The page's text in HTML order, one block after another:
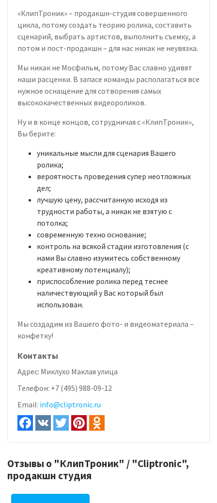
«КлипТроник» – продакшн-студия совершенного
цикла, потому создать теорию ролика, составить
сценарий, выбрать артистов, выполнить съемку, а
потом и пост-продакшн – для нас никак не неувязка.
Мы никак не Мосфильм, потому Вас славно удивят
наши расценки. В запасе команды располагаться все
нужное оснащение для сотворения самых
высококачественных видеороликов.
Ну и в конце концов, сотрудничая с «КлипТроник»,
Вы берите:
уникальные мысли для сценария Вашего
ролика;
вероятность проведения супер неотложных
дел;
лучшую цену, рассчитанную исходя из
трудности работы, а никак не взятую с
потолка;
современную техно основание;
контроль на всякой стадии изготовления (с
нами Вы славно изумитесь собственному
креативному потенциалу);
приспособление ролика перед теснее
наличествующий у Вас который был
использован.
Мы создадим из Вашего фото- и видеоматериала –
конфетку!
Контакты
Адрес: Миклухо Маклая улица
Телефон: +7 (495) 988-09-12
Email: info@cliptronic.ru
Отзывы о "КлипТроник" / "Cliptronic",
продакшн студия